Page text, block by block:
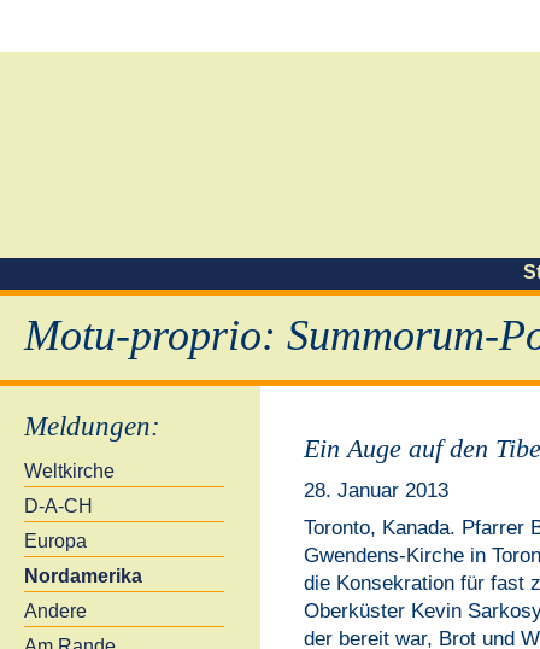
Motu-proprio: Summorum-
Meldungen:
Weltkirche
D-A-CH
Europa
Nordamerika
Andere
Ein Auge auf den
28. Januar 2013
Toronto, Kanada. Pfarrer
Gwendens-Kirche in
die Konsekration für fast
Oberküster Kevin
der bereit war, Brot und